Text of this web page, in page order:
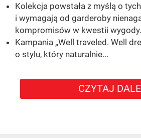
Kolekcja powstała z myślą o
i wymagają od garderoby
kompromisów w kwestii wygody.
Kampania „Well traveled. Well
o stylu, który naturalnie...
CZYTAJ